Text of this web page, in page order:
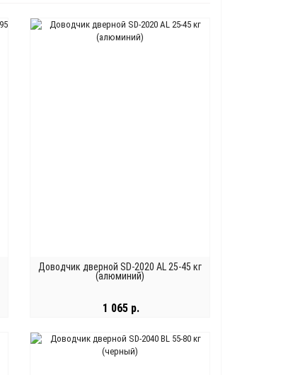
Доводчик дверной SD-2020 AL 25-45 кг
(алюминий)
1 065 р.
В КОРЗИНУ